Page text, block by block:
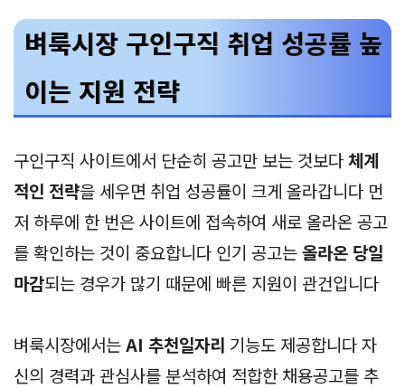
벼룩시장 구인구직 취업 성공률 높
이는 지원 전략
구인구직 사이트에서 단순히 공고만 보는 것보다체계
적인 전략을 세우면 취업 성공률이 크게 올라갑니다 먼
저 하루에 한 번은 사이트에 접속하여 새로 올라온 공고
를 확인하는 것이 중요합니다 인기 공고는올라온 당일
마감되는 경우가 많기 때문에 빠른 지원이 관건입니다
벼룩시장에서는AI 추천일자리 기능도 제공합니다 자
신의 경력과 관심사를 분석하여 적합한 채용공고를 추